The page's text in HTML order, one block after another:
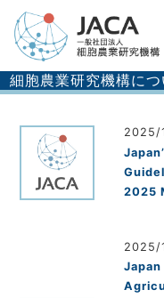
細胞農業研究機構につ
2025/
2025
2025/